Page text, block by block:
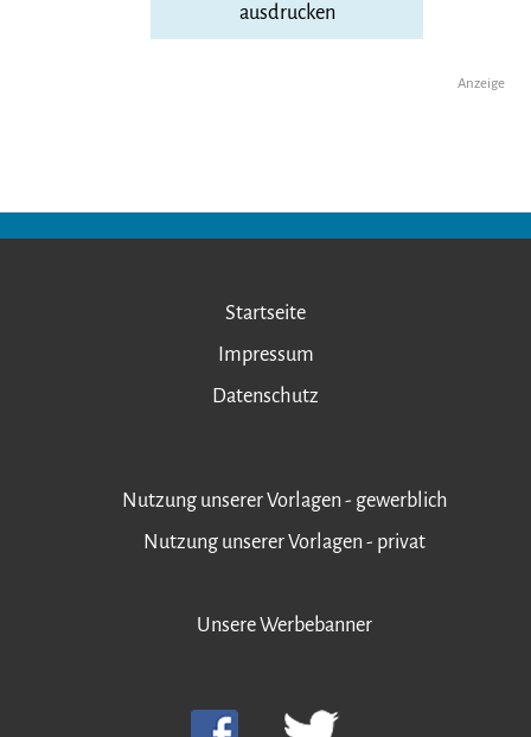
ausdrucken
Anzeige
Startseite
Impressum
Datenschutz
Nutzung unserer Vorlagen - gewerblich
Nutzung unserer Vorlagen - privat
Unsere Werbebanner